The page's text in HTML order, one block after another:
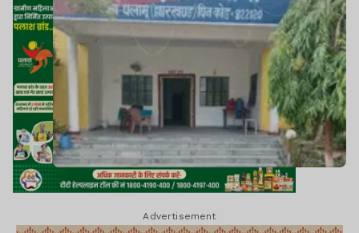
Advertisement